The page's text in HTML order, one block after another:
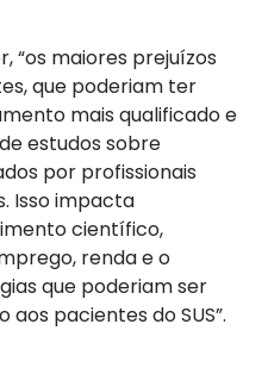
“os maiores prejuízos
que poderiam ter
mais qualificado e
estudos sobre
por profissionais
Isso impacta
científico,
renda e o
que poderiam ser
pacientes do SUS”.